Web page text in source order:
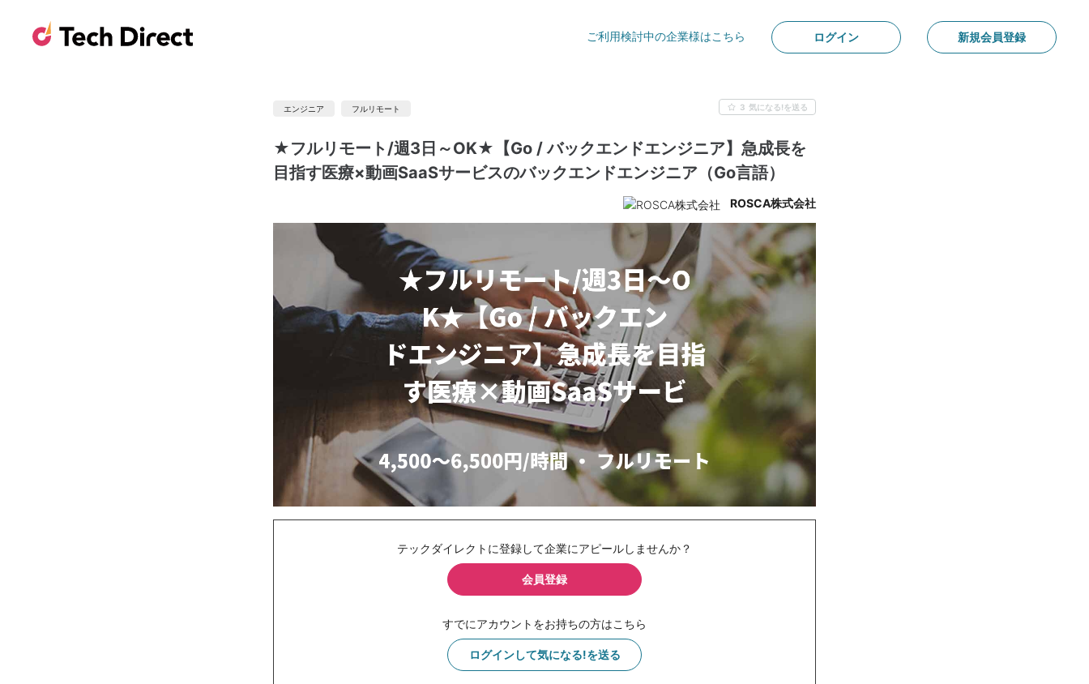
ご利用検討中の企業様はこちら ログイン 新規会員登録
エンジニア フルリモート 3 気になる!を送る
★フルリモート/週3日～OK★【Go / バックエンドエンジニア】急成長を
目指す医療×動画SaaSサービスのバックエンドエンジニア（Go言語）
ROSCA株式会社
テックダイレクトに登録して企業にアピールしませんか？
会員登録
すでにアカウントをお持ちの方はこちら
ログインして気になる!を送る